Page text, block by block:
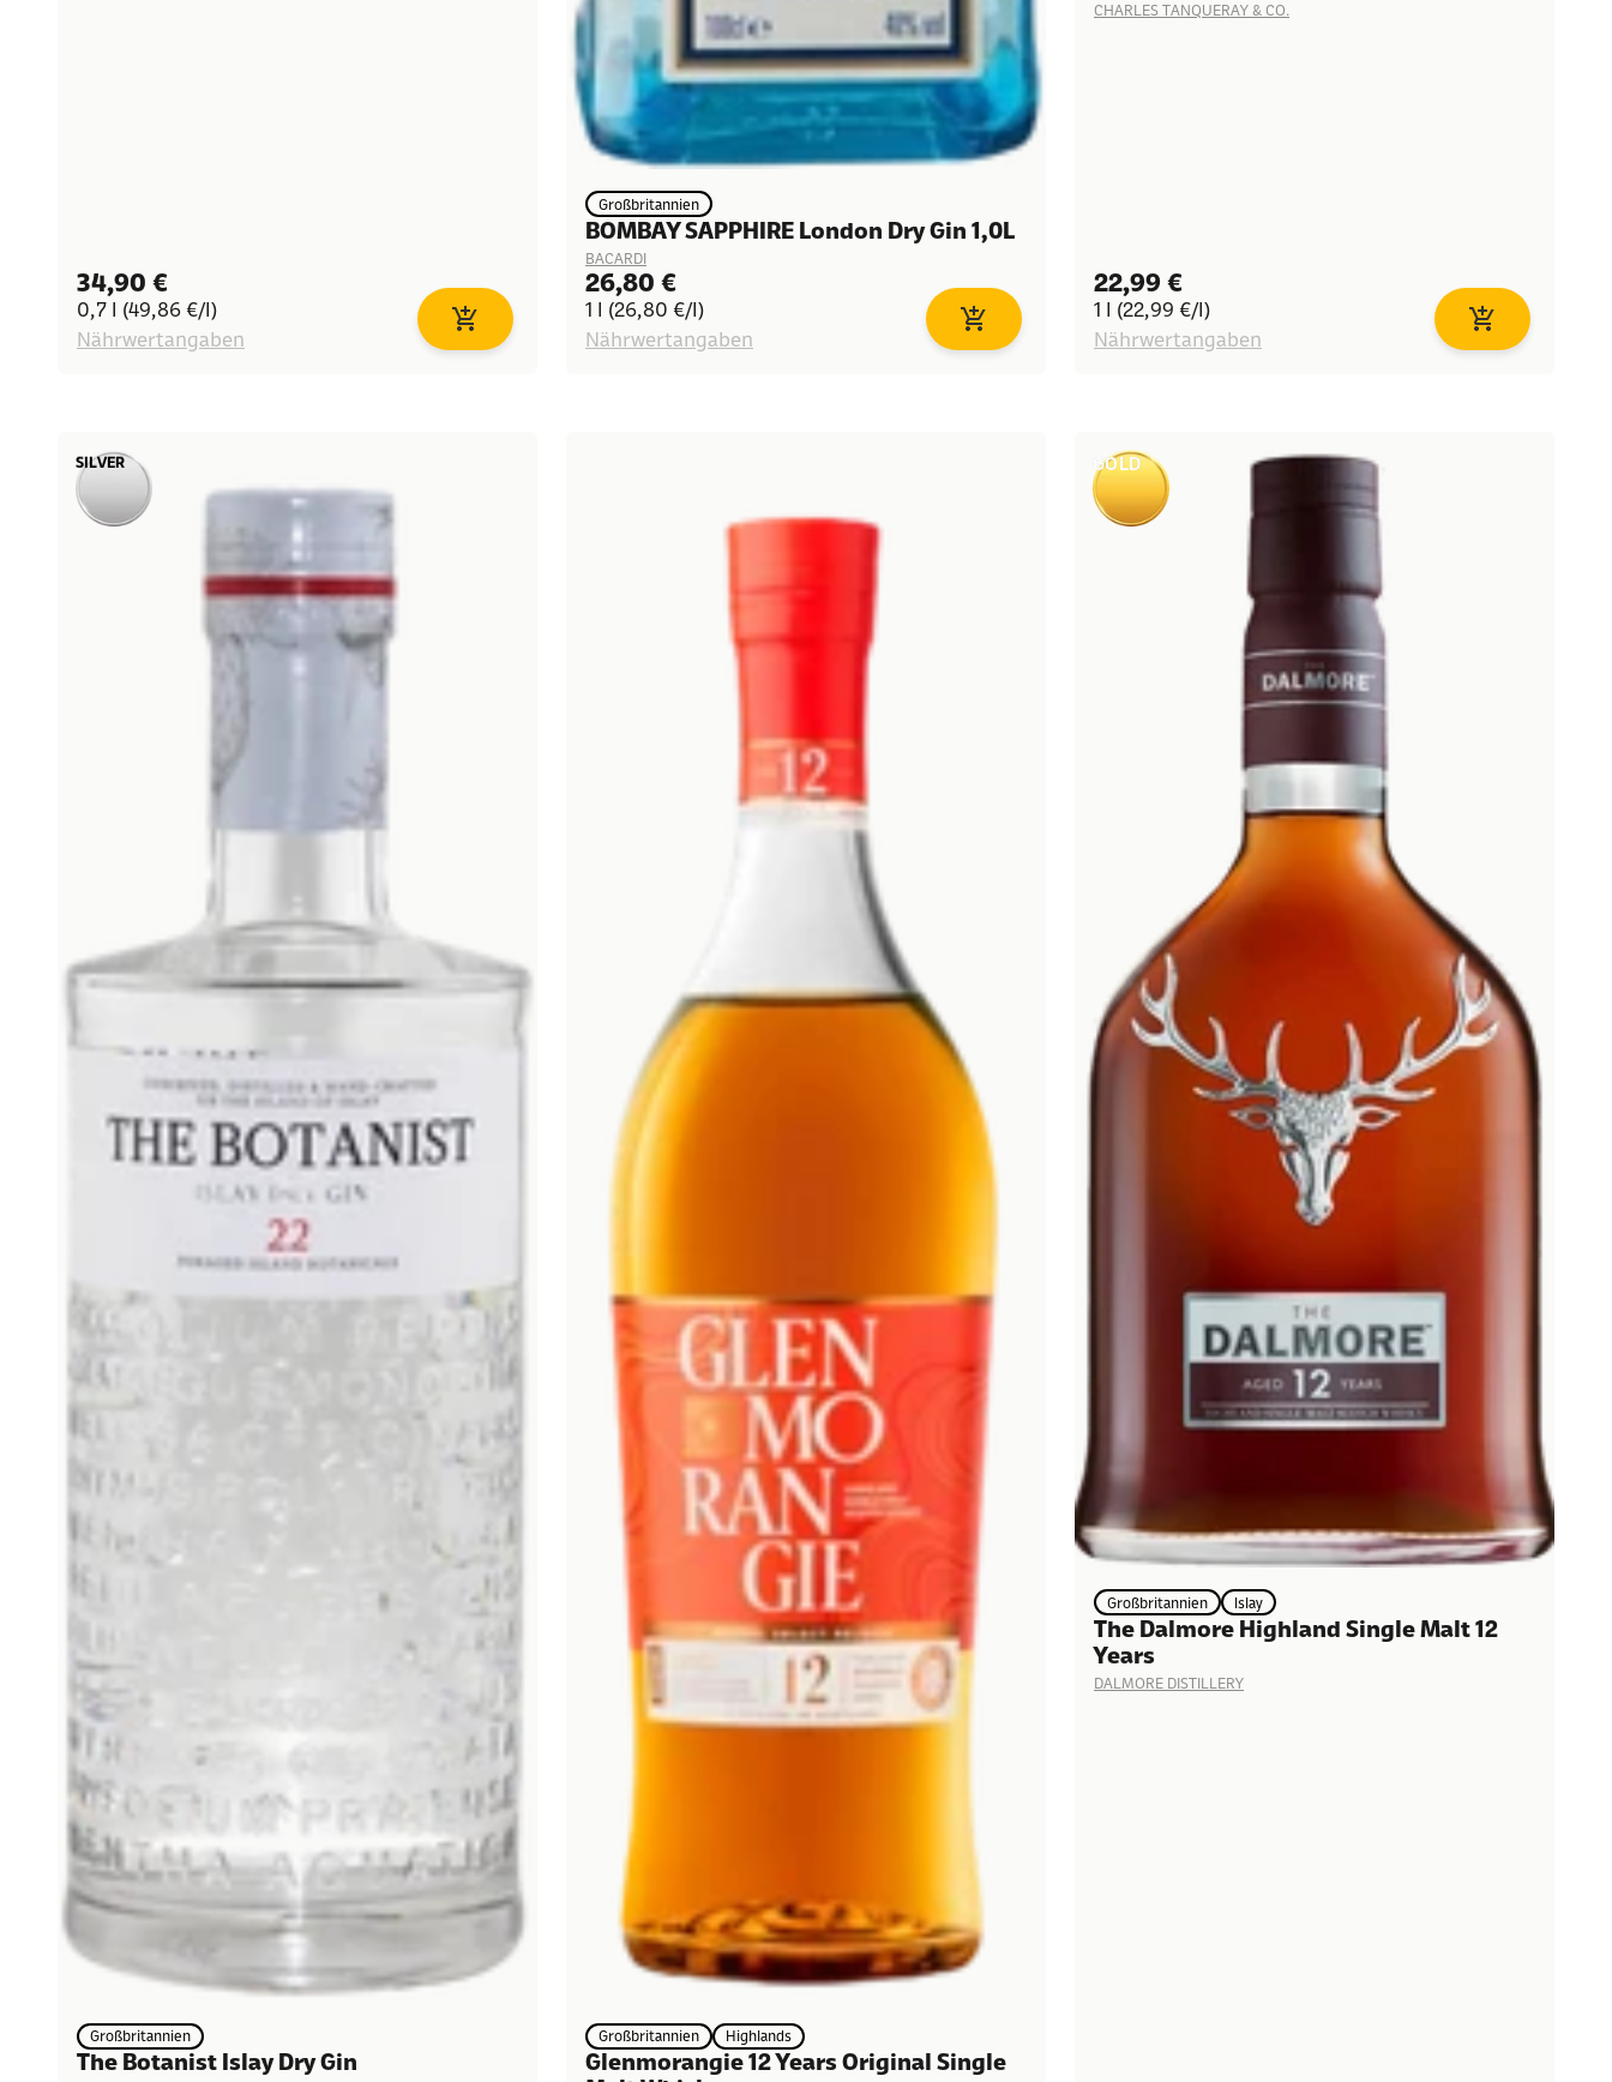
Angebot
34,90 €
0,7 l (49,86 €/l)
Nährwertangaben
In den Warenkorb
Großbritannien
BOMBAY SAPPHIRE London Dry Gin 1,0L
BACARDI
Angebot
26,80 €
1 l (26,80 €/l)
Nährwertangaben
In den Warenkorb
CHARLES TANQUERAY & CO.
Angebot
22,99 €
1 l (22,99 €/l)
Nährwertangaben
In den Warenkorb
SILVER
Großbritannien
The Botanist Islay Dry Gin
Großbritannien Highlands
Glenmorangie 12 Years Original Single
GOLD
Großbritannien Islay
The Dalmore Highland Single Malt 12
Years
DALMORE DISTILLERY